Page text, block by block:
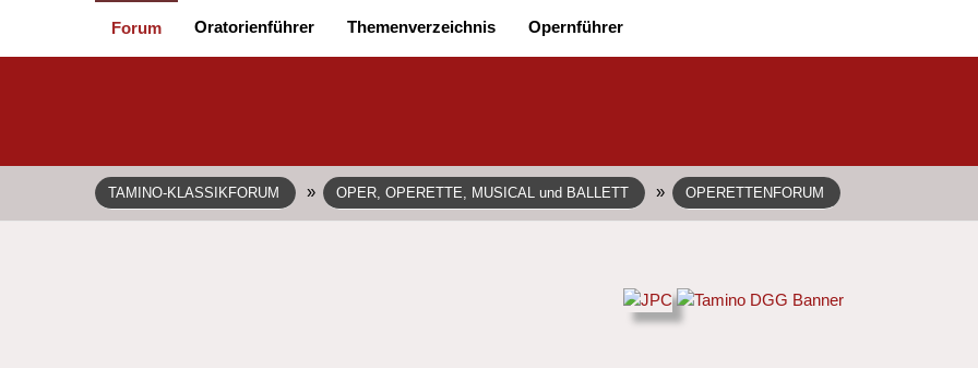
Forum Oratorienführer Themenverzeichnis Opernführer
TAMINO-KLASSIKFORUM » OPER, OPERETTE, MUSICAL und BALLETT » OPERETTENFORUM